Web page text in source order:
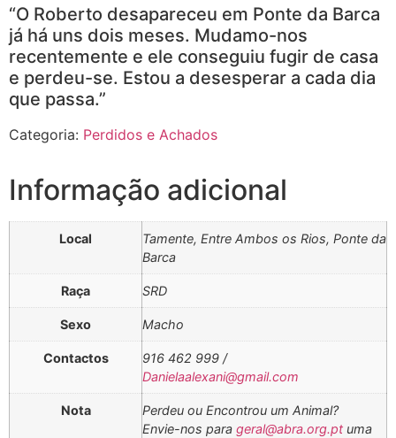
“O Roberto desapareceu em Ponte da Barca
já há uns dois meses. Mudamo-nos
recentemente e ele conseguiu fugir de casa
e perdeu-se. Estou a desesperar a cada dia
que passa.”
Categoria: Perdidos e Achados
Informação adicional
Local
Tamente, Entre Ambos os Rios, Ponte da
Barca
Raça SRD
Sexo Macho
Contactos
916 462 999 /
Danielaalexani@gmail.com
Nota
Perdeu ou Encontrou um Animal?
Envie-nos para geral@abra.org.pt uma